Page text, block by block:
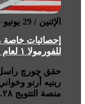
الإثنين / 29 يونيو - 2026 / 1:09 مساءً
إحصائيات خاصة
للفورمولا ١ لعام ٢٠٢٦
حقق چورچ راسل
رينيه أرنو
منصة التتويج ٢٨…